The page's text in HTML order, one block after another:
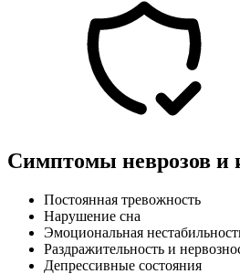
Симптомы неврозов и
Постоянная тревожность
Нарушение сна
Эмоциональная
Раздражительность и
Депрессивные состояния